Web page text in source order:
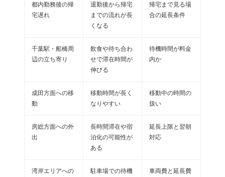
都内勤務後の帰
宅遅れ
退勤後から帰宅
までの流れが長
くなる
帰宅まで見る場
合の延長条件
千葉駅・船橋周
辺の立ち寄り
飲食や待ち合わ
せで滞在時間が
伸びる
待機時間が料金
内か
成田方面への移
動
移動時間が長く
なりやすい
移動中の時間の
扱い
房総方面への外
出
長時間滞在や宿
泊化の可能性が
ある
延長上限と翌朝
対応
湾岸エリアへの
駐車場での待機
車両費と延長費